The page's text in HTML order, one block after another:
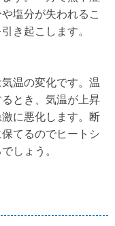
塩分が失われるこ
き起こします。
温の変化です。温
とき、気温が上昇
に悪化します。断
てるのでヒートシ
しょう。